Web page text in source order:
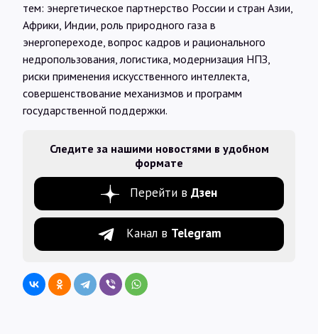
тем: энергетическое партнерство России и стран Азии,
Африки, Индии, роль природного газа в
энергопереходе, вопрос кадров и рационального
недропользования, логистика, модернизация НПЗ,
риски применения искусственного интеллекта,
совершенствование механизмов и программ
государственной поддержки.
Следите за нашими новостями в удобном
формате
Перейти в Дзен
Канал в Telegram